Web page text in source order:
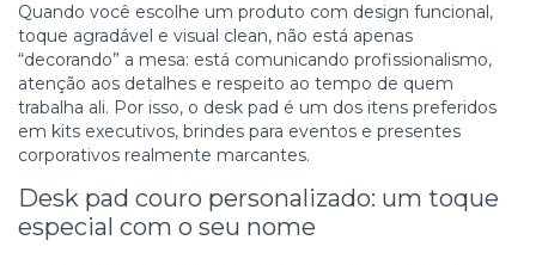
Quando você escolhe um produto com design funcional,
toque agradável e visual clean, não está apenas
“decorando” a mesa: está comunicando profissionalismo,
atenção aos detalhes e respeito ao tempo de quem
trabalha ali. Por isso, o desk pad é um dos itens preferidos
em kits executivos, brindes para eventos e presentes
corporativos realmente marcantes.
Desk pad couro personalizado: um toque
especial com o seu nome